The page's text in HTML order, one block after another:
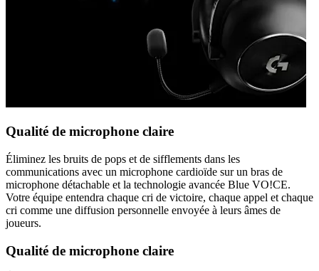
Qualité de microphone claire
Éliminez les bruits de pops et de sifflements dans les
communications avec un microphone cardioïde sur un bras de
microphone détachable et la technologie avancée Blue VO!CE.
Votre équipe entendra chaque cri de victoire, chaque appel et chaque
cri comme une diffusion personnelle envoyée à leurs âmes de
joueurs.
Qualité de microphone claire